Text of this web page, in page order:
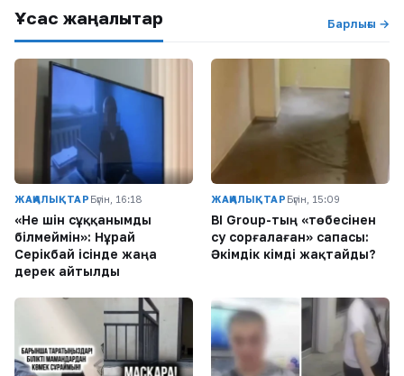
Ұқсас жаңалықтар Барлығы →
ЖАҢАЛЫҚТАР Бүгін, 16:18
«Не үшін сұққанымды
білмеймін»: Нұрай
Серікбай ісінде жаңа
дерек айтылды
ЖАҢАЛЫҚТАР Бүгін, 15:09
BI Group-тың «төбесінен
су сорғалаған» сапасы:
Әкімдік кімді жақтайды?